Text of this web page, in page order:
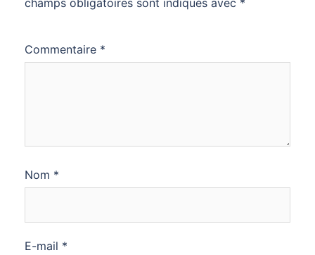
Commentaire *
Nom *
E-mail *